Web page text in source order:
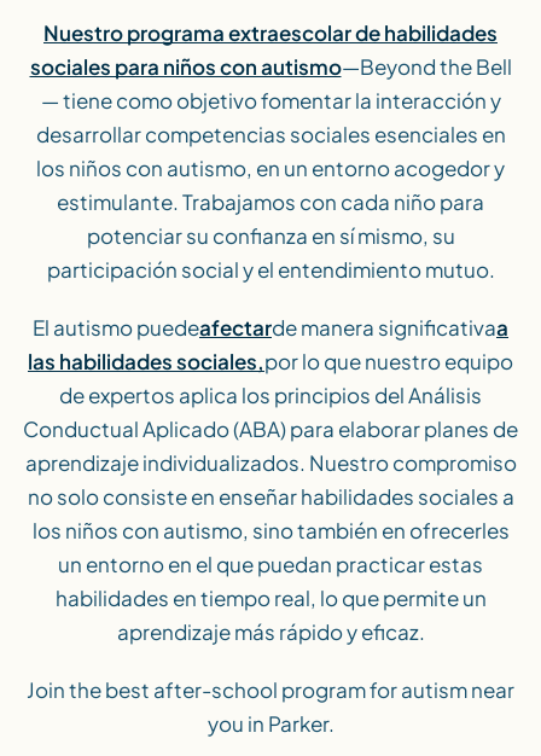
Nuestro programa extraescolar de habilidades
sociales para niños con autismo—Beyond the Bell
— tiene como objetivo fomentar la interacción y
desarrollar competencias sociales esenciales en
los niños con autismo, en un entorno acogedor y
estimulante. Trabajamos con cada niño para
potenciar su confianza en sí mismo, su
participación social y el entendimiento mutuo.
El autismo puedeafectarde manera significativaa
las habilidades sociales,por lo que nuestro equipo
de expertos aplica los principios del Análisis
Conductual Aplicado (ABA) para elaborar planes de
aprendizaje individualizados. Nuestro compromiso
no solo consiste en enseñar habilidades sociales a
los niños con autismo, sino también en ofrecerles
un entorno en el que puedan practicar estas
habilidades en tiempo real, lo que permite un
aprendizaje más rápido y eficaz.
Join the best after-school program for autism near
you in Parker.